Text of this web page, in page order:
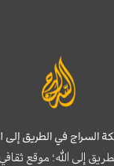
السراج في الطريق إلى
إلى الله؛ موقع